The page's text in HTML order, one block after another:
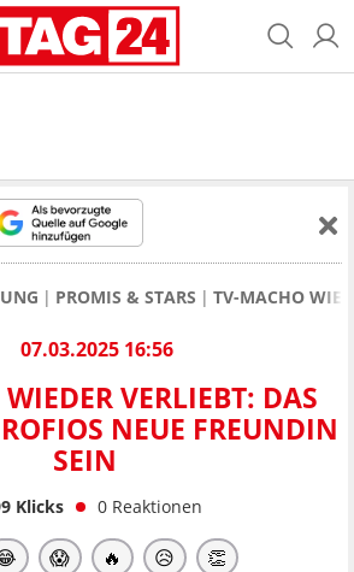
PROMIS & STARS TV-MACHO
07.03.2025 16:56
VERLIEBT: DAS
NEUE FREUNDIN
SEIN
Klicks 0 Reaktionen
😱 🔥 😥 👏